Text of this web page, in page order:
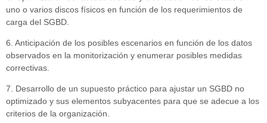
uno o varios discos físicos en función de los requerimientos de
carga del SGBD.
6. Anticipación de los posibles escenarios en función de los datos
observados en la monitorización y enumerar posibles medidas
correctivas.
7. Desarrollo de un supuesto práctico para ajustar un SGBD no
optimizado y sus elementos subyacentes para que se adecue a los
criterios de la organización.